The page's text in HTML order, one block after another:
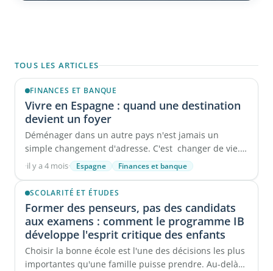
TOUS LES ARTICLES
FINANCES ET BANQUE
Vivre en Espagne : quand une destination
devient un foyer
Déménager dans un autre pays n'est jamais un
simple changement d'adresse. C'est changer de vie.
Un mélange ...
·il y a 4 mois· Espagne Finances et banque
SCOLARITÉ ET ÉTUDES
Former des penseurs, pas des candidats
aux examens : comment le programme IB
développe l'esprit critique des enfants
Choisir la bonne école est l'une des décisions les plus
importantes qu'une famille puisse prendre. Au-delà